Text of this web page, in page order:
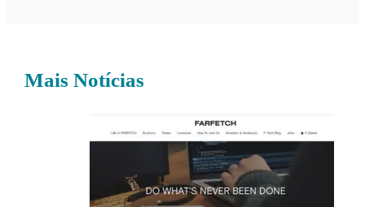
Mais Notícias